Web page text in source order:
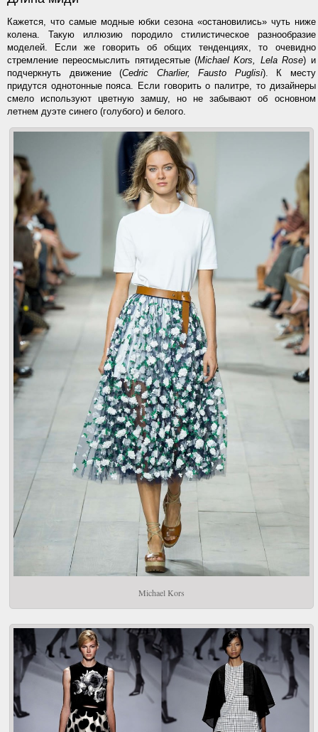
Кажется, что самые модные юбки сезона «остановились» чуть ниже
колена. Такую иллюзию породило стилистическое разнообразие
моделей. Если же говорить об общих тенденциях, то очевидно
стремление переосмыслить пятидесятые (Michael Kors, Lela Rose) и
подчеркнуть движение (Cedric Charlier, Fausto Puglisi). К месту
придутся однотонные пояса. Если говорить о палитре, то дизайнеры
смело используют цветную замшу, но не забывают об основном
летнем дуэте синего (голубого) и белого.
Michael Kors